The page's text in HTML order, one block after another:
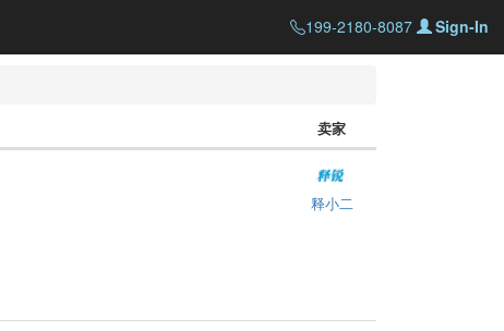
199-2180-8087 Sign-In
卖家
释小二